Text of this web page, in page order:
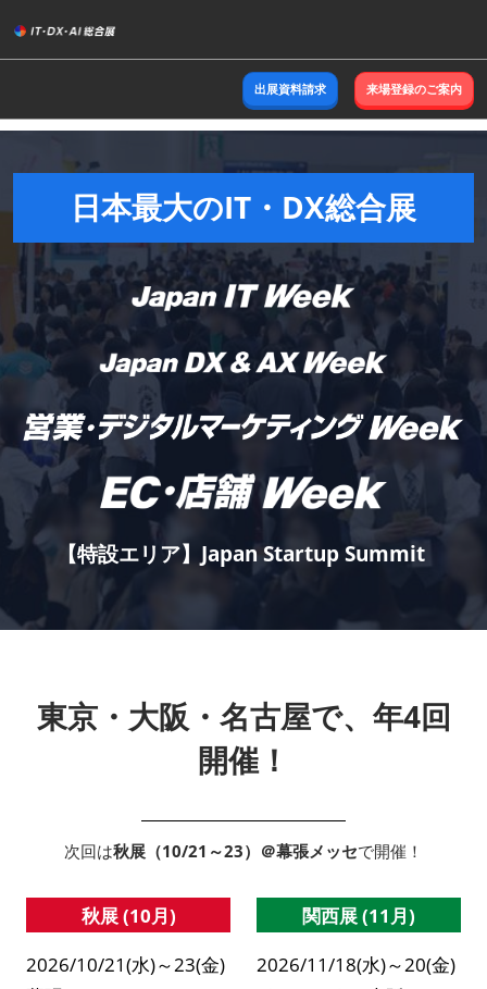
キ
ッ
し
進
出展資料請求 来場登録のご案内
日本最大のIT・DX総合展
【特設エリア】Japan Startup Summit
東京・大阪・名古屋で、年4回
開催！
次回は秋展（10/21～23）＠幕張メッセで開催！
秋展 (10月)
2026/10/21(水)～23(金)
関西展 (11月)
2026/11/18(水)～20(金)